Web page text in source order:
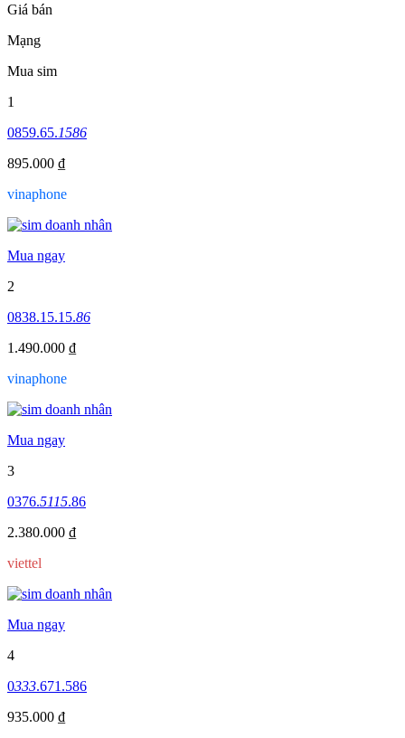
Giá bán
Mạng
Mua sim
1
0859.65.1586
895.000 ₫
vinaphone
Mua ngay
2
0838.15.15.86
1.490.000 ₫
vinaphone
Mua ngay
3
0376.5115.86
2.380.000 ₫
viettel
Mua ngay
4
0333.671.586
935.000 ₫